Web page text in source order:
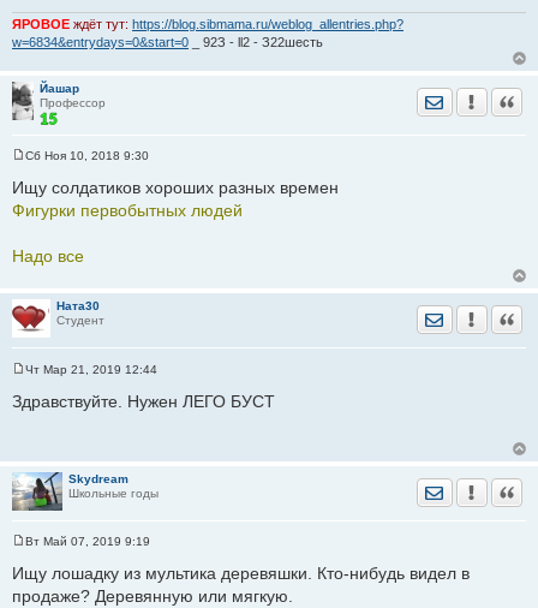
ЯРОВОЕ ждёт тут: https://blog.sibmama.ru/weblog_allentries.php?
w=6834&entrydays=0&start=0 _ 92З - ll2 - З22шесть
Йашар
Профессор
Отправить
о
б
н
Сб Ноя 10, 2018 9:30
Ищу солдатиков хороших разных времен
Фигурки первобытных людей
Надо все
Ната30
Студент
Отправить
о
и
е
Чт Мар 21, 2019 12:44
Здравствуйте. Нужен ЛЕГО БУСТ
Skydream
Школьные годы
Отправить
о
б
Вт Май 07, 2019 9:19
Ищу лошадку из мультика деревяшки. Кто-нибудь видел в
продаже? Деревянную или мягкую.